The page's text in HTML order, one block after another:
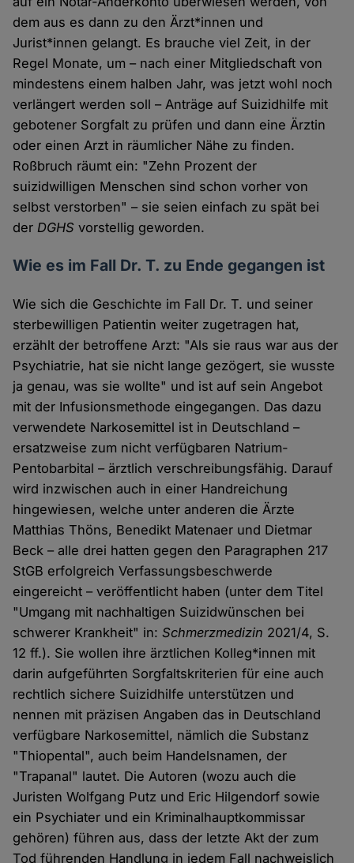
dem aus es dann zu den Ärzt*innen und
Jurist*innen gelangt. Es brauche viel Zeit, in der
Regel Monate, um – nach einer Mitgliedschaft von
mindestens einem halben Jahr, was jetzt wohl noch
verlängert werden soll – Anträge auf Suizidhilfe mit
gebotener Sorgfalt zu prüfen und dann eine Ärztin
oder einen Arzt in räumlicher Nähe zu finden.
Roßbruch räumt ein: "Zehn Prozent der
suizidwilligen Menschen sind schon vorher von
selbst verstorben" – sie seien einfach zu spät bei
derDGHS vorstellig geworden.
Wie es im Fall Dr. T. zu Ende gegangen ist
Wie sich die Geschichte im Fall Dr. T. und seiner
sterbewilligen Patientin weiter zugetragen hat,
erzählt der betroffene Arzt: "Als sie raus war aus der
Psychiatrie, hat sie nicht lange gezögert, sie wusste
ja genau, was sie wollte" und ist auf sein Angebot
mit der Infusionsmethode eingegangen. Das dazu
verwendete Narkosemittel ist in Deutschland –
ersatzweise zum nicht verfügbaren Natrium-
Pentobarbital – ärztlich verschreibungsfähig. Darauf
wird inzwischen auch in einer Handreichung
hingewiesen, welche unter anderen die Ärzte
Matthias Thöns, Benedikt Matenaer und Dietmar
Beck – alle drei hatten gegen den Paragraphen 217
StGB erfolgreich Verfassungsbeschwerde
eingereicht – veröffentlicht haben (unter dem Titel
"Umgang mit nachhaltigen Suizidwünschen bei
schwerer Krankheit" in:Schmerzmedizin 2021/4, S.
12 ff.). Sie wollen ihre ärztlichen Kolleg*innen mit
darin aufgeführten Sorgfaltskriterien für eine auch
rechtlich sichere Suizidhilfe unterstützen und
nennen mit präzisen Angaben das in Deutschland
verfügbare Narkosemittel, nämlich die Substanz
"Thiopental", auch beim Handelsnamen, der
"Trapanal" lautet. Die Autoren (wozu auch die
Juristen Wolfgang Putz und Eric Hilgendorf sowie
ein Psychiater und ein Kriminalhauptkommissar
gehören) führen aus, dass der letzte Akt der zum
Tod führenden Handlung in jedem Fall nachweislich